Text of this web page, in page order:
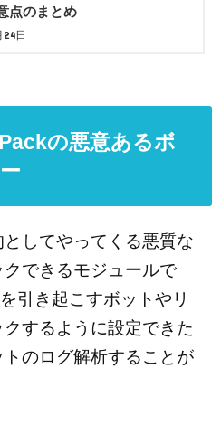
点のまとめ
24日
の悪意あるボ
してやってくる悪質な
できるモジュールで
引き起こすボットやリ
するように設定できた
のログ解析することが